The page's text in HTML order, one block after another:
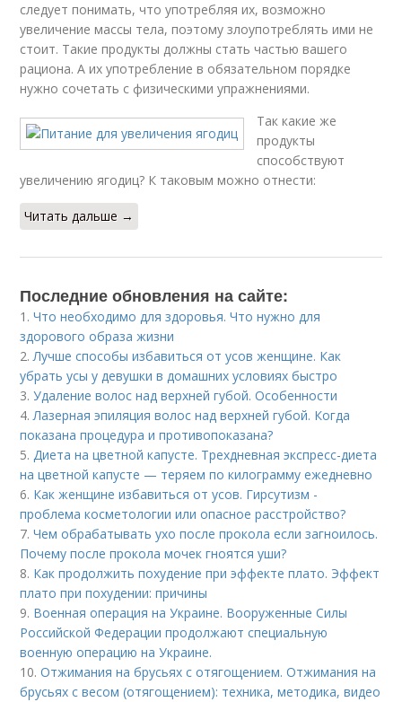
следует понимать, что употребляя их, возможно
увеличение массы тела, поэтому злоупотреблять ими не
стоит. Такие продукты должны стать частью вашего
рациона. А их употребление в обязательном порядке
нужно сочетать с физическими упражнениями.
Так какие же
продукты
способствуют
увеличению ягодиц? К таковым можно отнести:
Читать дальше →
Последние обновления на сайте:
1.Что необходимо для здоровья. Что нужно для
здорового образа жизни
2.Лучше способы избавиться от усов женщине. Как
убрать усы у девушки в домашних условиях быстро
3.Удаление волос над верхней губой. Особенности
4.Лазерная эпиляция волос над верхней губой. Когда
показана процедура и противопоказана?
5.Диета на цветной капусте. Трехдневная экспресс-диета
на цветной капусте — теряем по килограмму ежедневно
6. Как женщине избавиться от усов. Гирсутизм -
проблема косметологии или опасное расстройство?
7.Чем обрабатывать ухо после прокола если загноилось.
Почему после прокола мочек гноятся уши?
8. Как продолжить похудение при эффекте плато. Эффект
плато при похудении: причины
9. Военная операция на Украине. Вооруженные Силы
Российской Федерации продолжают специальную
военную операцию на Украине.
10.Отжимания на брусьях с отягощением. Отжимания на
брусьях с весом (отягощением): техника, методика, видео